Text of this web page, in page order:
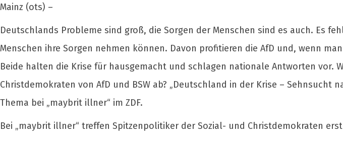
Mainz (ots) –
Deutschlands Probleme sind groß, die Sorgen der Menschen sind es auch. Es
Menschen ihre Sorgen nehmen können. Davon profitieren die AfD und, wenn
Beide halten die Krise für hausgemacht und schlagen nationale Antworten vor.
Christdemokraten von AfD und BSW ab? „Deutschland in der Krise – Sehnsucht
Thema bei „maybrit illner“ im ZDF.
Bei „maybrit illner“ treffen Spitzenpolitiker der Sozial- und Christdemokraten